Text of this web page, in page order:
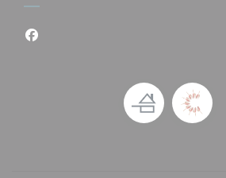
Facebook ((ouvre une nouvelle fenêtre))